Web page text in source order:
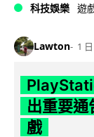
科技娛樂 遊
Lawton 1 日
出重要
戲